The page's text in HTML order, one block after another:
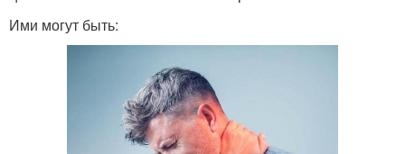
Ими могут быть: